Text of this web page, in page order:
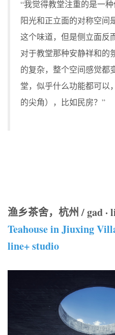
“我觉得教堂注重的是一
阳光和正立面的对称空间
这个味道，但是侧立面反
对于教堂那种安静祥和的
的复杂，整个空间感觉都
堂，似乎什么功能都可以
的尖角），比如民房？”
渔乡茶舍，杭州 / gad ·
Teahouse in Jiuxing
line+ studio